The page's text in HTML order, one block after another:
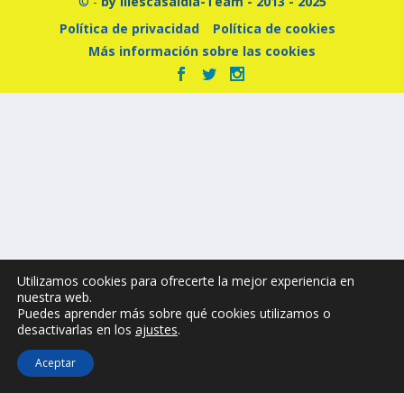
Política de privacidad
Política de cookies
Más información sobre las cookies
Utilizamos cookies para ofrecerte la mejor experiencia en
nuestra web.
Puedes aprender más sobre qué cookies utilizamos o
desactivarlas en los ajustes.
Aceptar